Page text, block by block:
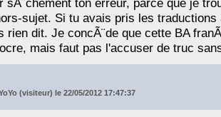
sujet. Si tu avais pris les
rien dit. Je concÃ¨de que cette BA
mais faut pas l'accuser de truc
(visiteur) le 22/05/2012 17:47:37